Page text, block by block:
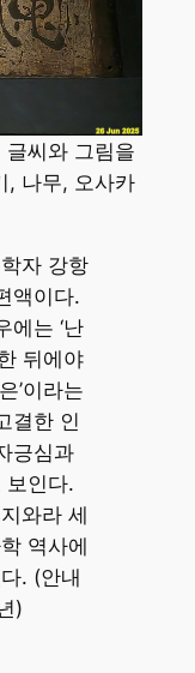
씨와 그림을
, 나무, 오사카
자 강항
액이다.
에는 ‘난
뒤에야
’이라는
결한 인
긍심과
보인다.
와라 세
역사에
. (안내
)